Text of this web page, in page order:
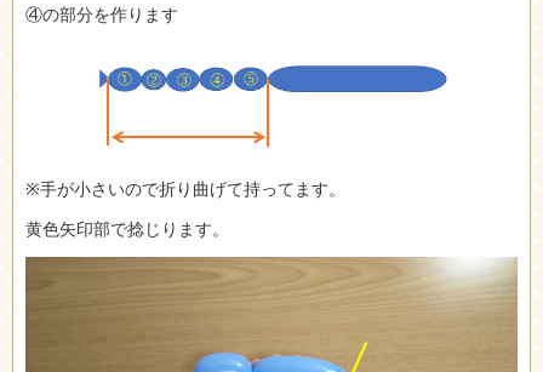
④の部分を作ります
※手が小さいので折り曲げて持ってます。
黄色矢印部で捻じります。